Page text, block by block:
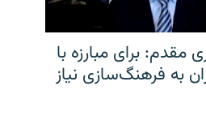
مقدم: برای مبارزه با
به فرهنگ‌سازی نیاز